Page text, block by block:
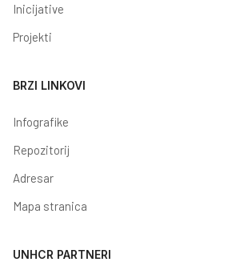
Inicijative
Projekti
BRZI LINKOVI
Infografike
Repozitorij
Adresar
Mapa stranica
UNHCR PARTNERI